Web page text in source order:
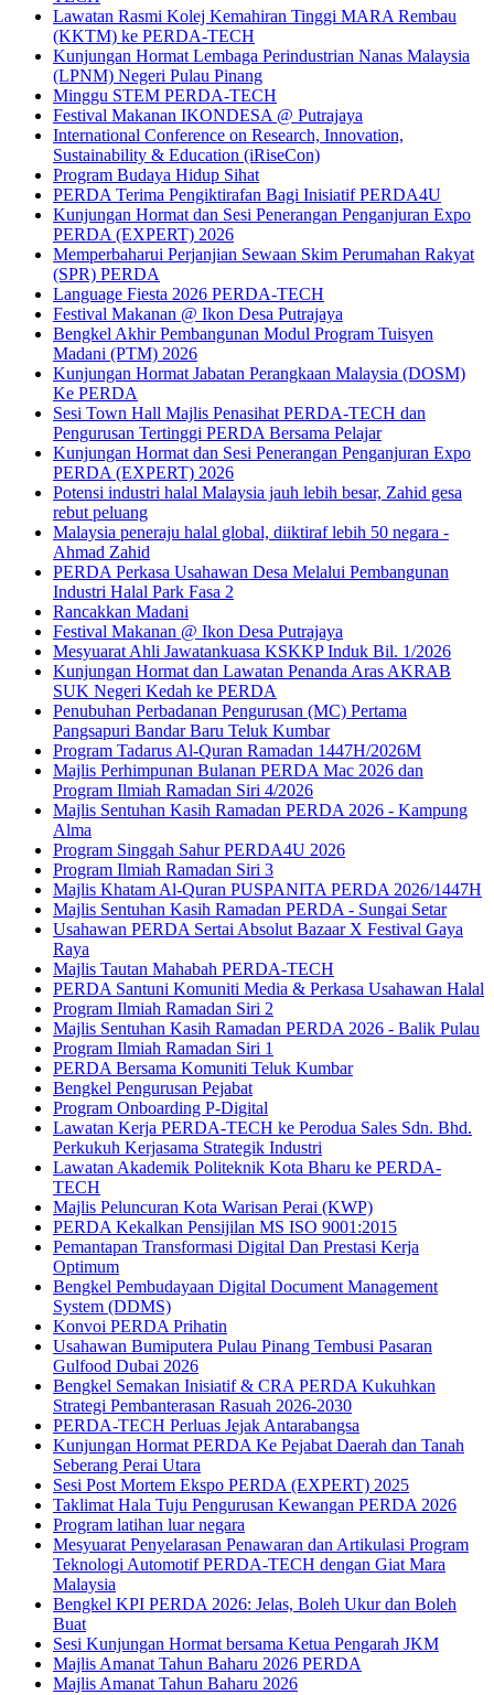
Lawatan Rasmi Kolej Kemahiran Tinggi MARA Rembau
(KKTM) ke PERDA-TECH
Kunjungan Hormat Lembaga Perindustrian Nanas Malaysia
(LPNM) Negeri Pulau Pinang
Minggu STEM PERDA-TECH
Festival Makanan IKONDESA @ Putrajaya
International Conference on Research, Innovation,
Sustainability & Education (iRiseCon)
Program Budaya Hidup Sihat
PERDA Terima Pengiktirafan Bagi Inisiatif PERDA4U
Kunjungan Hormat dan Sesi Penerangan Penganjuran Expo
PERDA (EXPERT) 2026
Memperbaharui Perjanjian Sewaan Skim Perumahan Rakyat
(SPR) PERDA
Language Fiesta 2026 PERDA-TECH
Festival Makanan @ Ikon Desa Putrajaya
Bengkel Akhir Pembangunan Modul Program Tuisyen
Madani (PTM) 2026
Kunjungan Hormat Jabatan Perangkaan Malaysia (DOSM)
Ke PERDA
Sesi Town Hall Majlis Penasihat PERDA-TECH dan
Pengurusan Tertinggi PERDA Bersama Pelajar
Kunjungan Hormat dan Sesi Penerangan Penganjuran Expo
PERDA (EXPERT) 2026
Potensi industri halal Malaysia jauh lebih besar, Zahid gesa
rebut peluang
Malaysia peneraju halal global, diiktiraf lebih 50 negara -
Ahmad Zahid
PERDA Perkasa Usahawan Desa Melalui Pembangunan
Industri Halal Park Fasa 2
Rancakkan Madani
Festival Makanan @ Ikon Desa Putrajaya
Mesyuarat Ahli Jawatankuasa KSKKP Induk Bil. 1/2026
Kunjungan Hormat dan Lawatan Penanda Aras AKRAB
SUK Negeri Kedah ke PERDA
Penubuhan Perbadanan Pengurusan (MC) Pertama
Pangsapuri Bandar Baru Teluk Kumbar
Program Tadarus Al-Quran Ramadan 1447H/2026M
Majlis Perhimpunan Bulanan PERDA Mac 2026 dan
Program Ilmiah Ramadan Siri 4/2026
Majlis Sentuhan Kasih Ramadan PERDA 2026 - Kampung
Alma
Program Singgah Sahur PERDA4U 2026
Program Ilmiah Ramadan Siri 3
Majlis Khatam Al-Quran PUSPANITA PERDA 2026/1447H
Majlis Sentuhan Kasih Ramadan PERDA - Sungai Setar
Usahawan PERDA Sertai Absolut Bazaar X Festival Gaya
Raya
Majlis Tautan Mahabah PERDA-TECH
PERDA Santuni Komuniti Media & Perkasa Usahawan Halal
Program Ilmiah Ramadan Siri 2
Majlis Sentuhan Kasih Ramadan PERDA 2026 - Balik Pulau
Program Ilmiah Ramadan Siri 1
PERDA Bersama Komuniti Teluk Kumbar
Bengkel Pengurusan Pejabat
Program Onboarding P-Digital
Lawatan Kerja PERDA-TECH ke Perodua Sales Sdn. Bhd.
Perkukuh Kerjasama Strategik Industri
Lawatan Akademik Politeknik Kota Bharu ke PERDA-
TECH
Majlis Peluncuran Kota Warisan Perai (KWP)
PERDA Kekalkan Pensijilan MS ISO 9001:2015
Pemantapan Transformasi Digital Dan Prestasi Kerja
Optimum
Bengkel Pembudayaan Digital Document Management
System (DDMS)
Konvoi PERDA Prihatin
Usahawan Bumiputera Pulau Pinang Tembusi Pasaran
Gulfood Dubai 2026
Bengkel Semakan Inisiatif & CRA PERDA Kukuhkan
Strategi Pembanterasan Rasuah 2026-2030
PERDA-TECH Perluas Jejak Antarabangsa
Kunjungan Hormat PERDA Ke Pejabat Daerah dan Tanah
Seberang Perai Utara
Sesi Post Mortem Ekspo PERDA (EXPERT) 2025
Taklimat Hala Tuju Pengurusan Kewangan PERDA 2026
Program latihan luar negara
Mesyuarat Penyelarasan Penawaran dan Artikulasi Program
Teknologi Automotif PERDA-TECH dengan Giat Mara
Malaysia
Bengkel KPI PERDA 2026: Jelas, Boleh Ukur dan Boleh
Buat
Sesi Kunjungan Hormat bersama Ketua Pengarah JKM
Majlis Amanat Tahun Baharu 2026 PERDA
Majlis Amanat Tahun Baharu 2026